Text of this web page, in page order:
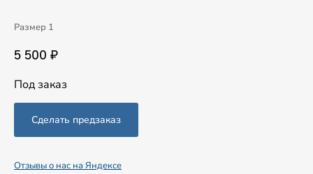
Размер 1
5 500 ₽
Под заказ
Отзывы о нас на Яндексе